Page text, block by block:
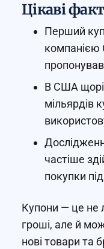
Цікаві
Перший
компанією
В США
мільярдів
частіше
покупки
Купони — це не
гроші, але й
нові товари та